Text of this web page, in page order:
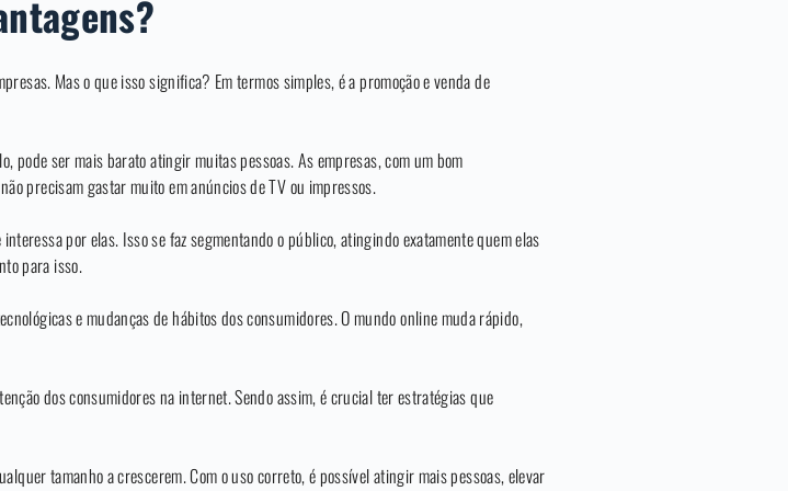
Mas o que isso significa? Em termos simples, é a promoção e venda de
ser mais barato atingir muitas pessoas. As empresas, com um bom
precisam gastar muito em anúncios de TV ou impressos.
por elas. Isso se faz segmentando o público, atingindo exatamente quem elas
para isso.
e mudanças de hábitos dos consumidores. O mundo online muda rápido,
dos consumidores na internet. Sendo assim, é crucial ter estratégias que
tamanho a crescerem. Com o uso correto, é possível atingir mais pessoas, elevar